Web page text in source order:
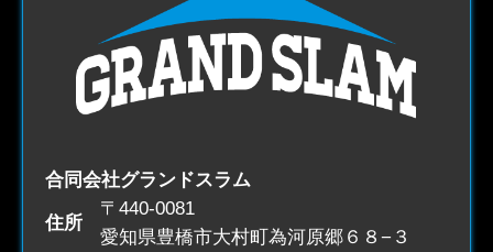
合同会社グランドスラム
住所
〒440-0081
愛知県豊橋市大村町為河原郷６８−３